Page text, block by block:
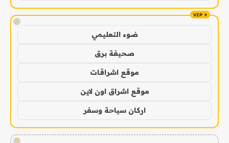
!
ضوء التعليمي
صحيفة برق
موقع اشراقات
موقع اشراق اون لاين
اركان سياحة وسفر
!